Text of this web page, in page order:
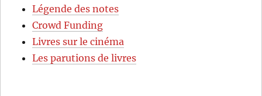
Légende des notes
Crowd Funding
Livres sur le cinéma
Les parutions de livres